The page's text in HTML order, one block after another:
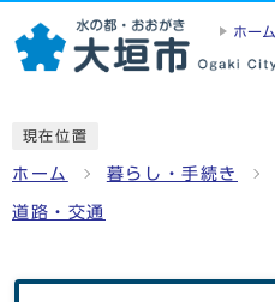
ホーム
現在位置
ホーム 暮らし・手続き
道路・交通